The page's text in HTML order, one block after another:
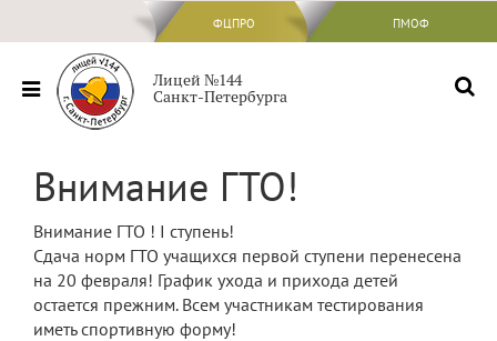
ФЦПРО ПМОФ
ФЦПРО
Сведения об ОО
Основные сведения
образовательной организацией
Образование
Образовательные стандарты и
требования
Лицей №144
Санкт-Петербурга
Внимание ГТО!
Внимание ГТО ! I ступень!
Сдача норм ГТО учащихся первой ступени перенесена
на 20 февраля! График ухода и прихода детей
остается прежним. Всем участникам тестирования
иметь спортивную форму!